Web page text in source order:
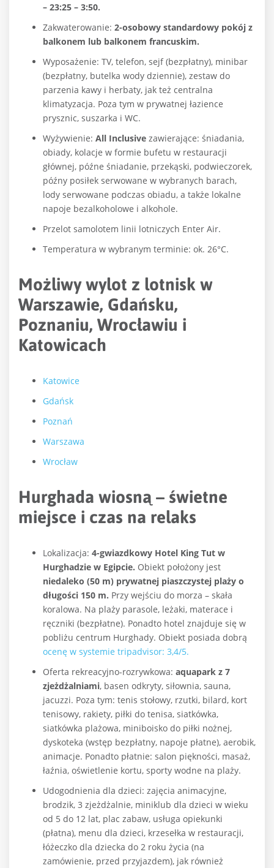
– 23:25 – 3:50.
Zakwaterowanie: 2-osobowy standardowy pokój z
balkonem lub balkonem francuskim.
Wyposażenie: TV, telefon, sejf (bezpłatny), minibar
(bezpłatny, butelka wody dziennie), zestaw do
parzenia kawy i herbaty, jak też centralna
klimatyzacja. Poza tym w prywatnej łazience
prysznic, suszarka i WC.
Wyżywienie: All Inclusive zawierające: śniadania,
obiady, kolacje w formie bufetu w restauracji
głównej, późne śniadanie, przekąski, podwieczorek,
późny posiłek serwowane w wybranych barach,
lody serwowane podczas obiadu, a także lokalne
napoje bezalkoholowe i alkohole.
Przelot samolotem linii lotniczych Enter Air.
Temperatura w wybranym terminie: ok. 26°C.
Możliwy wylot z lotnisk w
Warszawie, Gdańsku,
Poznaniu, Wrocławiu i
Katowicach
Katowice
Gdańsk
Poznań
Warszawa
Wrocław
Hurghada wiosną – świetne
miejsce i czas na relaks
Lokalizacja: 4-gwiazdkowy Hotel King Tut w
Hurghadzie w Egipcie. Obiekt położony jest
niedaleko (50 m) prywatnej piaszczystej plaży o
długości 150 m. Przy wejściu do morza – skała
koralowa. Na plaży parasole, leżaki, materace i
ręczniki (bezpłatne). Ponadto hotel znajduje się w
pobliżu centrum Hurghady. Obiekt posiada dobrą
ocenę w systemie tripadvisor: 3,4/5.
Oferta rekreacyjno-rozrywkowa: aquapark z 7
zjeżdżalniami, basen odkryty, siłownia, sauna,
jacuzzi. Poza tym: tenis stołowy, rzutki, bilard, kort
tenisowy, rakiety, piłki do tenisa, siatkówka,
siatkówka plażowa, miniboisko do piłki nożnej,
dyskoteka (wstęp bezpłatny, napoje płatne), aerobik,
animacje. Ponadto płatnie: salon piękności, masaż,
łaźnia, oświetlenie kortu, sporty wodne na plaży.
Udogodnienia dla dzieci: zajęcia animacyjne,
brodzik, 3 zjeżdżalnie, miniklub dla dzieci w wieku
od 5 do 12 lat, plac zabaw, usługa opiekunki
(płatna), menu dla dzieci, krzesełka w restauracji,
łóżeczko dla dziecka do 2 roku życia (na
zamówienie, przed przyjazdem), jak również